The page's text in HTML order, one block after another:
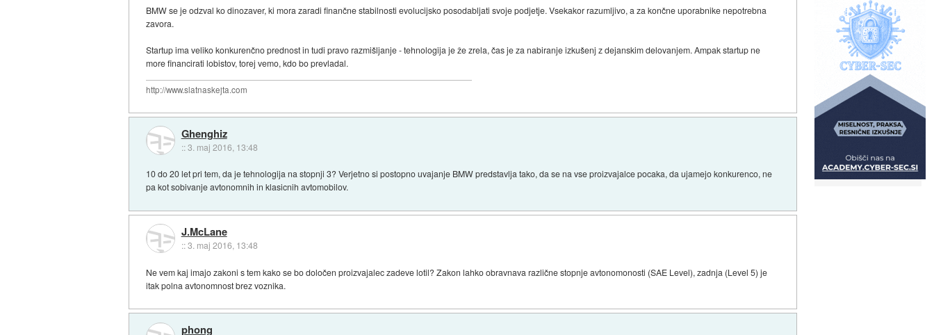
BMW se je odzval ko dinozaver, ki mora zaradi finančne stabilnosti evolucijsko posodabljati svoje podjetje. Vsekakor razumljivo, a za končne uporabnike nepotrebna
zavora.
Startup ima veliko konkurenčno prednost in tudi pravo razmišljanje - tehnologija je že zrela, čas je za nabiranje izkušenj z dejanskim delovanjem. Ampak startup ne
more financirati lobistov, torej vemo, kdo bo prevladal.
http://www.slatnaskejta.com
Ghenghiz
::3. maj 2016, 13:48
10 do 20 let pri tem, da je tehnologija na stopnji 3? Verjetno si postopno uvajanje BMW predstavlja tako, da se na vse proizvajalce pocaka, da ujamejo konkurenco, ne
pa kot sobivanje avtonomnih in klasicnih avtomobilov.
J.McLane
::3. maj 2016, 13:48
Ne vem kaj imajo zakoni s tem kako se bo določen proizvajalec zadeve lotil? Zakon lahko obravnava različne stopnje avtonomonosti (SAE Level), zadnja (Level 5) je
itak polna avtonomnost brez voznika.
phong